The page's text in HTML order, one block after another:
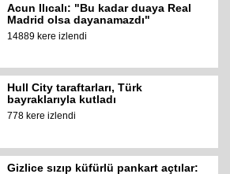
Acun Ilıcalı: "Bu kadar duaya Real
Madrid olsa dayanamazdı"
14889 kere izlendi
Hull City taraftarları, Türk
bayraklarıyla kutladı
778 kere izlendi
Gizlice sızıp küfürlü pankart açtılar: